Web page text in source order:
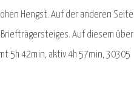
Hengst. Auf der anderen Seite
Auf diesem über
5h 42min, aktiv 4h 57min, 30305